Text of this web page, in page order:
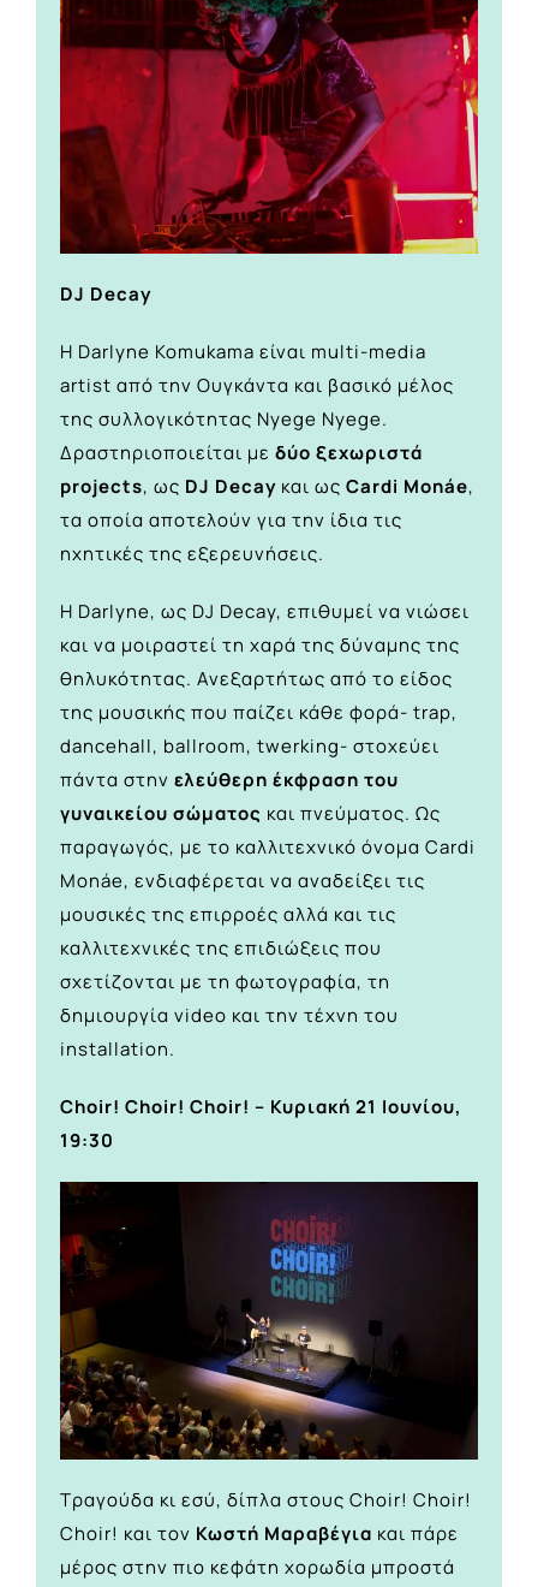
DJ Decay
Η Darlyne Komukama είναι multi-media
artist από την Ουγκάντα και βασικό μέλος
της συλλογικότητας Nyege Nyege.
Δραστηριοποιείται με δύο ξεχωριστά
projects, ως DJ Decay και ως Cardi Monáe,
τα οποία αποτελούν για την ίδια τις
ηχητικές της εξερευνήσεις.
Η Darlyne, ως DJ Decay, επιθυμεί να νιώσει
και να μοιραστεί τη χαρά της δύναμης της
θηλυκότητας. Ανεξαρτήτως από το είδος
της μουσικής που παίζει κάθε φορά- trap,
dancehall, ballroom, twerking- στοχεύει
πάντα στην ελεύθερη έκφραση του
γυναικείου σώματος και πνεύματος. Ως
παραγωγός, με το καλλιτεχνικό όνομα Cardi
Monáe, ενδιαφέρεται να αναδείξει τις
μουσικές της επιρροές αλλά και τις
καλλιτεχνικές της επιδιώξεις που
σχετίζονται με τη φωτογραφία, τη
δημιουργία video και την τέχνη του
installation.
Choir! Choir! Choir! – Κυριακή 21 Ιουνίου,
19:30
Τραγούδα κι εσύ, δίπλα στους Choir! Choir!
Choir! και τον Κωστή Μαραβέγια και πάρε
μέρος στην πιο κεφάτη χορωδία μπροστά